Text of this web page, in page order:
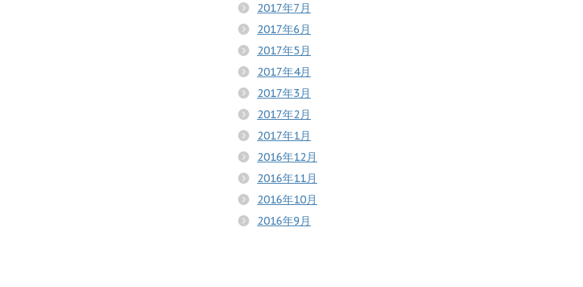
2017年7月
2017年6月
2017年5月
2017年4月
2017年3月
2017年2月
2017年1月
2016年12月
2016年11月
2016年10月
2016年9月